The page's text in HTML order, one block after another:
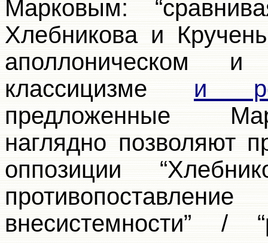
Марковым:
Хлебникова и
аполлоническом
классицизме и
предложенные
наглядно позволяют
оппозиции
внесистемности” /